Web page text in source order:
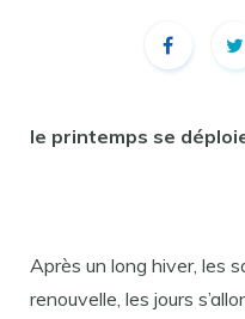
le printemps se
Après un long hiver, les
renouvelle, les jours